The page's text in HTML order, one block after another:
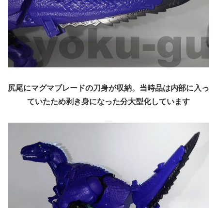
尻尾にマグマブレードの刀身が収納。当時品は内部に入っ
ていたため剥き身になった分大型化しています